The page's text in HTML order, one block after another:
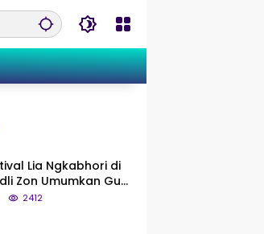
Lia Ngkabhori di
Zon Umumkan Gua
Segera Naik Status
2412